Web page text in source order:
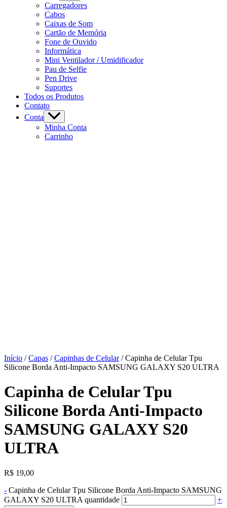
Carregadores
Cabos
Caixas de Som
Cartão de Memória
Fone de Ouvido
Informática
Mini Ventilador / Umidificador
Pau de Selfie
Pen Drive
Suportes
Todos os Produtos
Contato
Conta
Minha Conta
Carrinho
Início /Capas /Capinhas de Celular/ Capinha de Celular Tpu
Silicone Borda Anti-Impacto SAMSUNG GALAXY S20 ULTRA
Capinha de Celular Tpu
Silicone Borda Anti-Impacto
SAMSUNG GALAXY S20
ULTRA
R$ 19,00
- Capinha de Celular Tpu Silicone Borda Anti-Impacto SAMSUNG
GALAXY S20 ULTRA quantidade
+